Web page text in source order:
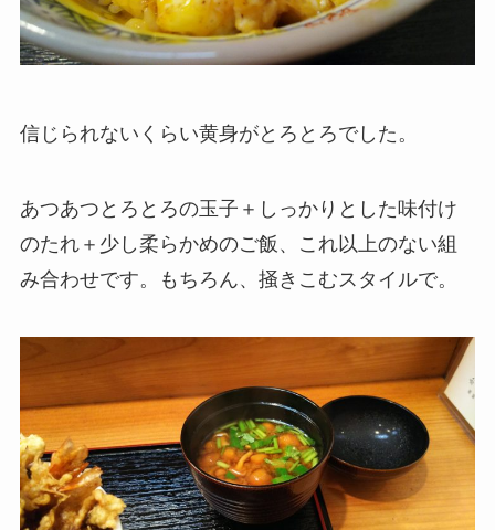
信じられないくらい黄身がとろとろでした。
あつあつとろとろの玉子＋しっかりとした味付け
のたれ＋少し柔らかめのご飯、これ以上のない組
み合わせです。もちろん、掻きこむスタイルで。